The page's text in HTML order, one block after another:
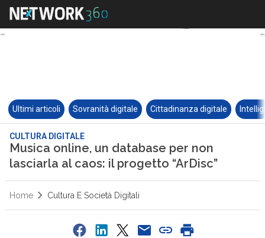
Ultimi articoli Sovranità digitale Cittadinanza digitale
CULTURA DIGITALE
Musica online, un database per non
lasciarla al caos: il progetto “ArDisc”
Home Cultura E Società Digitali